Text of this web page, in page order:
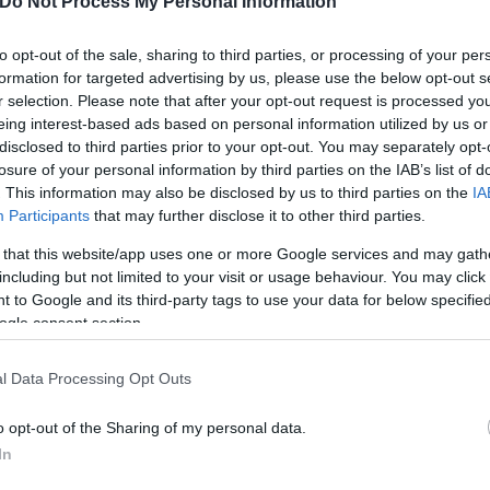
opt-out of the sale, sharing to third parties, or processing of your
for targeted advertising by us, please use the below opt-out
selection. Please note that after your opt-out request is processed
interest-based ads based on personal information utilized by us
to third parties prior to your opt-out. You may separately
of your personal information by third parties on the IAB’s list of
This information may also be disclosed by us to third parties on the
Participants that may further disclose it to other third parties.
that this website/app uses one or more Google services and may
but not limited to your visit or usage behaviour. You may
to Google and its third-party tags to use your data for below
consent section.
Data Processing Opt Outs
opt-out of the Sharing of my personal data.
που πιθανόν να έχουν
Φράνκα
Παναγιωτοπούλου